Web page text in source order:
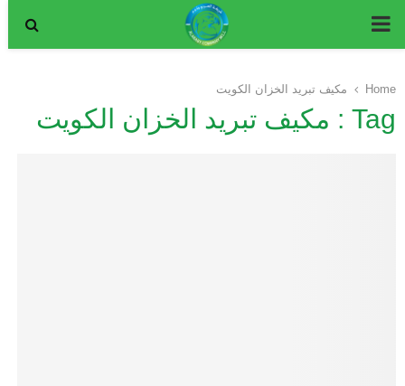
P
I
Home مكيف تبريد الخزان الكويت
Tag : مكيف تبريد الخزان الكويت